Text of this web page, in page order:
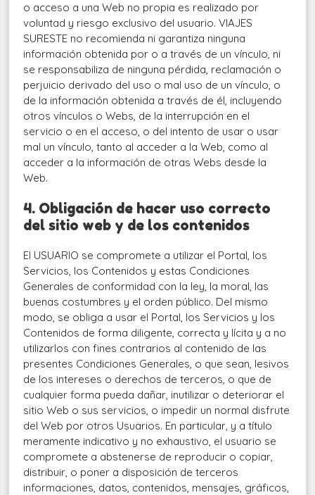
o acceso a una Web no propia es realizado por
voluntad y riesgo exclusivo del usuario. VIAJES
SURESTE no recomienda ni garantiza ninguna
información obtenida por o a través de un vínculo, ni
se responsabiliza de ninguna pérdida, reclamación o
perjuicio derivado del uso o mal uso de un vínculo, o
de la información obtenida a través de él, incluyendo
otros vínculos o Webs, de la interrupción en el
servicio o en el acceso, o del intento de usar o usar
mal un vínculo, tanto al acceder a la Web, como al
acceder a la información de otras Webs desde la
Web.
4. Obligación de hacer uso correcto
del sitio web y de los contenidos
El USUARIO se compromete a utilizar el Portal, los
Servicios, los Contenidos y estas Condiciones
Generales de conformidad con la ley, la moral, las
buenas costumbres y el orden público. Del mismo
modo, se obliga a usar el Portal, los Servicios y los
Contenidos de forma diligente, correcta y lícita y a no
utilizarlos con fines contrarios al contenido de las
presentes Condiciones Generales, o que sean, lesivos
de los intereses o derechos de terceros, o que de
cualquier forma pueda dañar, inutilizar o deteriorar el
sitio Web o sus servicios, o impedir un normal disfrute
del Web por otros Usuarios. En particular, y a título
meramente indicativo y no exhaustivo, el usuario se
compromete a abstenerse de reproducir o copiar,
distribuir, o poner a disposición de terceros
informaciones, datos, contenidos, mensajes, gráficos,